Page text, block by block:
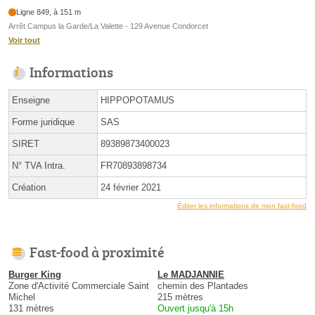
Ligne 849, à 151 m
Arrêt Campus la Garde/La Valette - 129 Avenue Condorcet
Voir tout
Informations
Enseigne HIPPOPOTAMUS
Forme juridique SAS
SIRET 89389873400023
N° TVA Intra. FR70893898734
Création 24 février 2021
Éditer les informations de mon fast-food
Fast-food à proximité
Burger King
Zone d'Activité Commerciale Saint
Michel
131 mètres
Le MADJANNIE
chemin des Plantades
215 mètres
Ouvert jusqu'à 15h